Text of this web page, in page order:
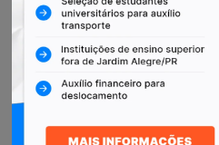
Restituição de